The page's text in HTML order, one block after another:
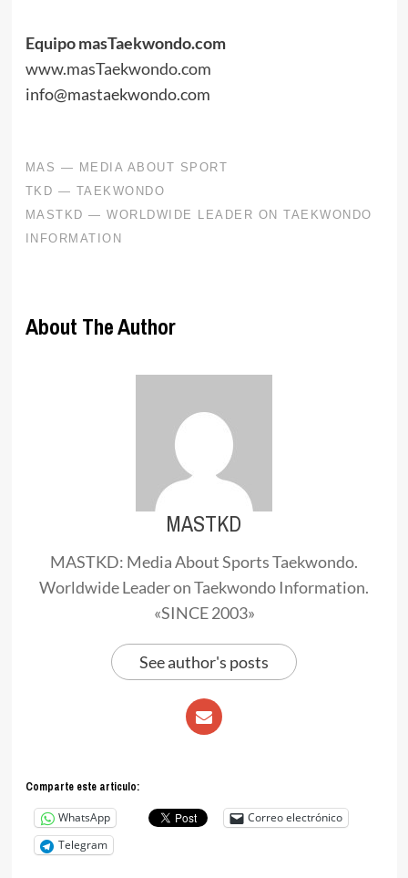
Equipo masTaekwondo.com
www.masTaekwondo.com
info@mastaekwondo.com
About The Author
MASTKD
MASTKD: Media About Sports Taekwondo.
Worldwide Leader on Taekwondo Information.
«SINCE 2003»
See author's posts
Comparte este articulo:
WhatsApp
Correo electrónico
Telegram